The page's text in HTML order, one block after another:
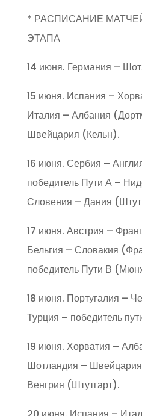
* РАСПИСАНИЕ
ЭТАПА
14 июня. Германия –
15 июня. Испания –
Италия – Албания
Швейцария (Кельн).
16 июня. Сербия –
победитель Пути А –
Словения – Дания
17 июня. Австрия –
Бельгия – Словакия
победитель Пути В
18 июня. Португалия –
Турция – победитель
19 июня. Хорватия –
Шотландия –
Венгрия (Штутгарт).